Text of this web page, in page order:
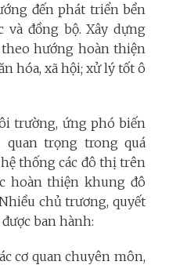
đến phát triển bền
và đồng bộ. Xây dựng
hướng hoàn thiện
hóa, xã hội; xử lý tốt ô
trường, ứng phó biến
trọng trong quá
thống các đô thị trên
hoàn thiện khung đô
chủ trương, quyết
ban hành:
cơ quan chuyên môn,